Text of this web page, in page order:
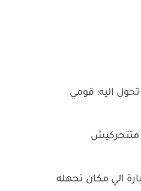
اليه: قومي
متتحركيش
الي مكان تجهله